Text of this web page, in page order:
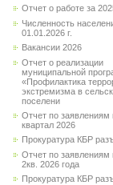
Отчет о работе за
Численность
01.01.2026 г.
Вакансии 2026
Отчет о реализации
муниципальной
«Профилактика
экстремизма в
поселени
Отчет по заявлениям
квартал 2026
Прокуратура КБР
Отчет по заявлениям
2кв. 2026 года
Прокуратура КБР